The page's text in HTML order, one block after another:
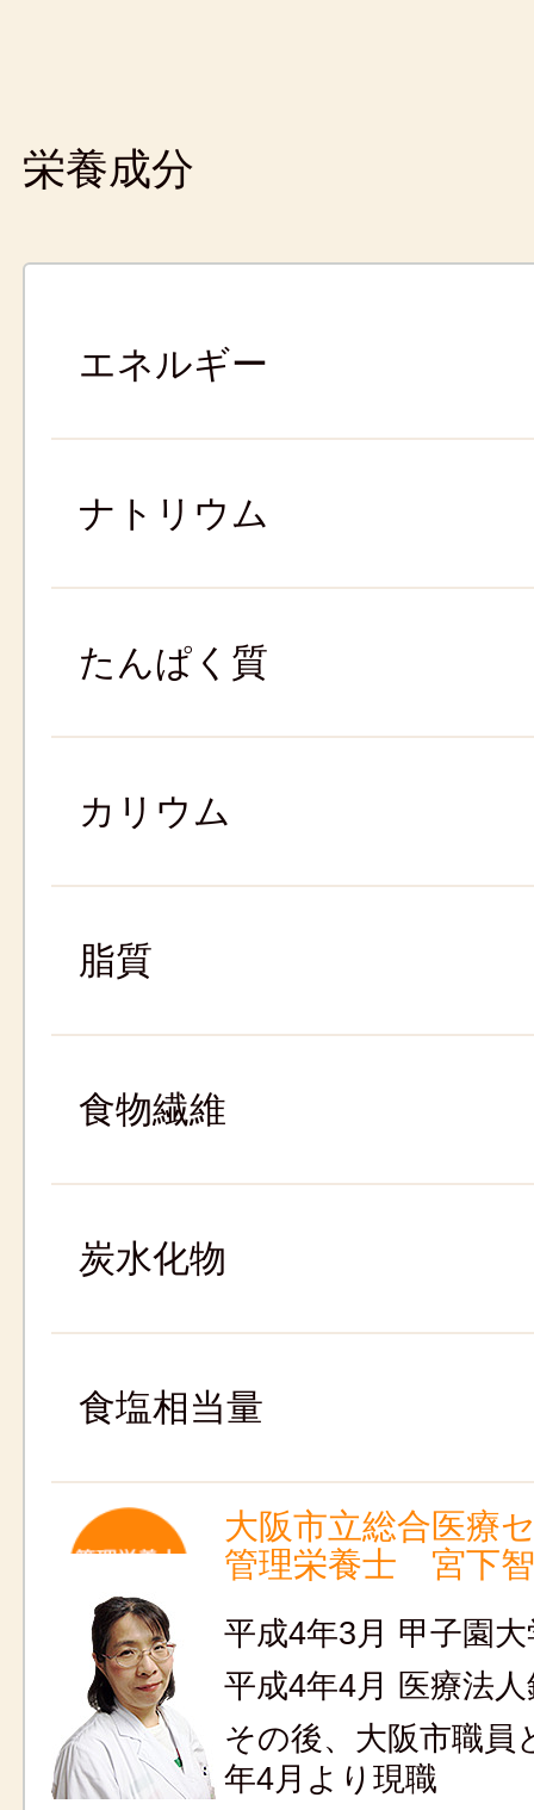
栄養成分
エネルギー
ナトリウム
たんぱく質
カリウム
脂質
食物繊維
炭水化物
食塩相当量
大阪市立総合医療
管理栄養士 宮下
平成4年3月 甲子園
平成4年4月 医療法
その後、大阪市職員
年4月より現職